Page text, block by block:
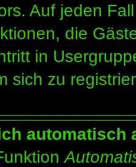
Auf jeden
die
in
sich zu
automatisch